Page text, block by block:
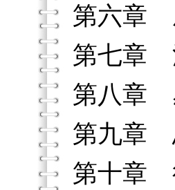
第六章
第七章
第八章
第九章
第十章